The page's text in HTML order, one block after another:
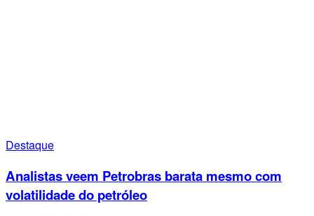
Destaque
Analistas veem Petrobras barata mesmo com
volatilidade do petróleo